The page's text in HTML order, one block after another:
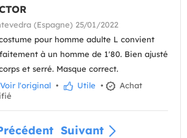
(Espagne) 25/01/2022
pour homme adulte L convient
à un homme de 1'80. Bien ajusté
et serré. Masque correct.
Voir l'original • Utile •
Achat
Suivant